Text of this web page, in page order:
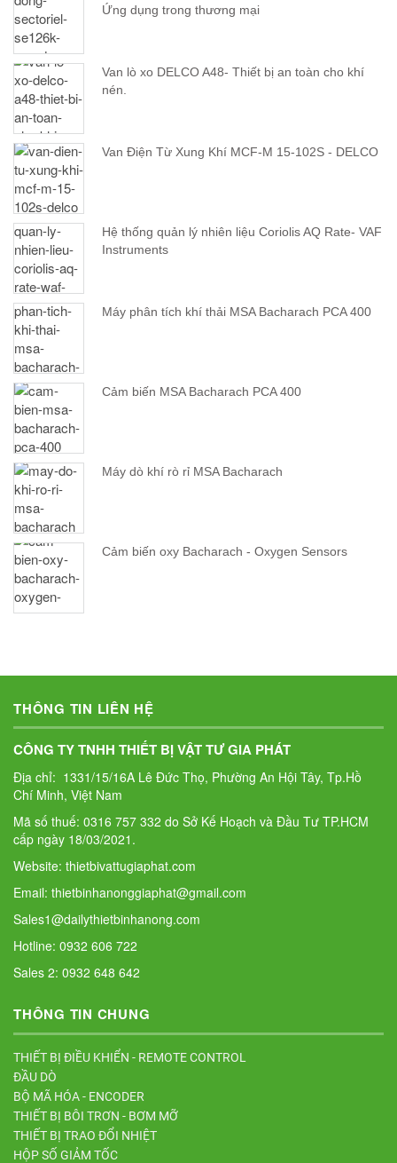
Ứng dụng trong thương mại
Van lò xo DELCO A48- Thiết bị an toàn cho khí
nén.
Van Điện Từ Xung Khí MCF-M 15-102S - DELCO
Hệ thống quản lý nhiên liệu Coriolis AQ Rate- VAF
Instruments
Máy phân tích khí thải MSA Bacharach PCA 400
Cảm biến MSA Bacharach PCA 400
Máy dò khí rò rỉ MSA Bacharach
Cảm biến oxy Bacharach - Oxygen Sensors
THÔNG TIN LIÊN HỆ
CÔNG TY TNHH THIẾT BỊ VẬT TƯ GIA PHÁT
Địa chỉ: 1331/15/16A Lê Đức Thọ, Phường An Hội Tây, Tp.Hồ
Chí Minh, Việt Nam
Mã số thuế: 0316 757 332 do Sở Kế Hoạch và Đầu Tư TP.HCM
cấp ngày 18/03/2021.
Website: thietbivattugiaphat.com
Email: thietbinhanonggiaphat@gmail.com
Sales1@dailythietbinhanong.com
Hotline: 0932 606 722
Sales 2: 0932 648 642
THÔNG TIN CHUNG
THIẾT BỊ ĐIỀU KHIỂN - REMOTE CONTROL
ĐẦU DÒ
BỘ MÃ HÓA - ENCODER
THIẾT BỊ BÔI TRƠN - BƠM MỠ
THIẾT BỊ TRAO ĐỔI NHIỆT
HỘP SỐ GIẢM TỐC